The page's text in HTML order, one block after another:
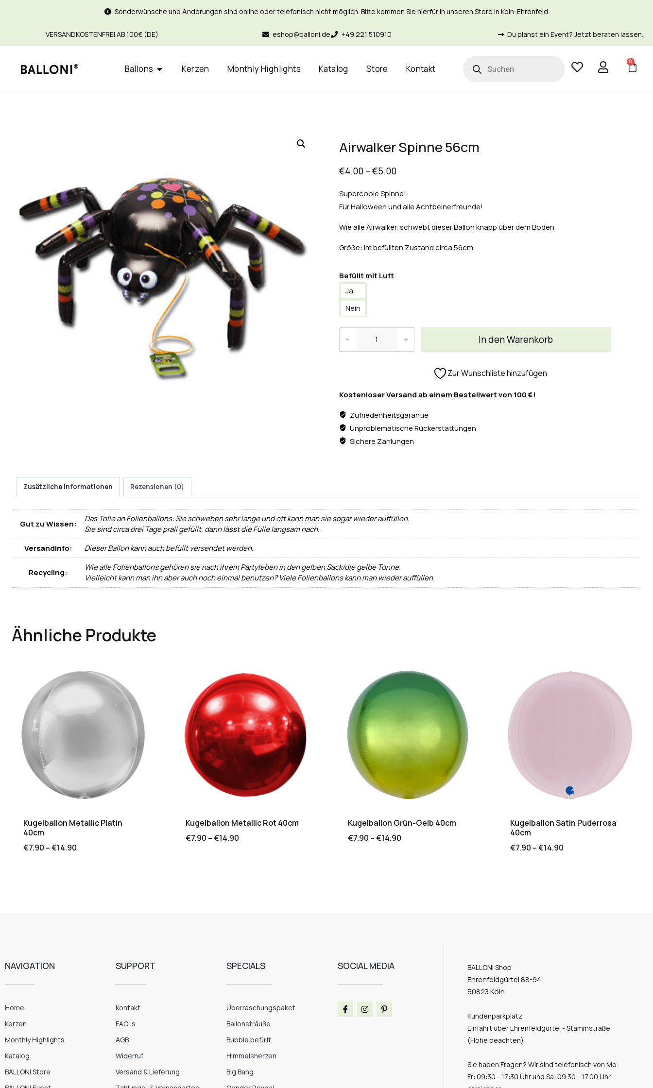
Sonderwünsche und Änderungen sind online oder telefonisch nicht möglich. Bitte kommen Sie hierfür in unseren Store in Köln-Ehrenfeld.
VERSANDKOSTENFREI AB 100€ (DE) eshop@balloni.de +49 221 510910 Du planst ein Event? Jetzt beraten lassen.
Ballons Kerzen Monthly Highlights Katalog Store Kontakt
0
Airwalker Spinne 56cm
€4.00–€5.00
Supercoole Spinne!
Für Halloween und alle Achtbeinerfreunde!
Wie alle Airwalker, schwebt dieser Ballon knapp über dem Boden.
Größe: Im befüllten Zustand circa 56cm.
Befüllt mit Luft
Ja
Nein
In den Warenkorb
Zur Wunschliste hinzufügen
Kostenloser Versand ab einem Bestellwert von 100 €!
Zufriedenheitsgarantie
Unproblematische Rückerstattungen
Sichere Zahlungen
Zusätzliche Informationen Rezensionen (0)
Gut zu Wissen:
Das Tolle an Folienballons: Sie schweben sehr lange und oft kann man sie sogar wieder auffüllen.
Sie sind circa drei Tage prall gefüllt, dann lässt die Fülle langsam nach.
Versandinfo:
Dieser Ballon kann auch befüllt versendet werden.
Recycling:
Wie alle Folienballons gehören sie nach ihrem Partyleben in den gelben Sack/die gelbe Tonne.
Vielleicht kann man ihn aber auch noch einmal benutzen? Viele Folienballons kann man wieder auffüllen.
Ähnliche Produkte
Kugelballon Metallic Platin
40cm
€7.90 –€14.90
Kugelballon Metallic Rot 40cm
€7.90 –€14.90
Kugelballon Grün-Gelb 40cm
€7.90 –€14.90
Kugelballon Satin Puderrosa
40cm
€7.90 –€14.90
NAVIGATION
Home
Kerzen
Monthly Highlights
Katalog
BALLONI Store
SUPPORT
Kontakt
FAQ´s
AGB
Widerruf
Versand & Lieferung
SPECIALS
Überraschungspaket
Ballonsträuße
Bubble befüllt
Himmelsherzen
Big Bang
SOCIAL MEDIA BALLONI Shop
Ehrenfeldgürtel 88-94
50823 Köln
Kundenparkplatz
Einfahrt über Ehrenfeldgürtel - Stammstraße
(Höhe beachten)
Sie haben Fragen? Wir sind telefonisch von Mo-
Fr: 09:30 - 17:30 Uhr und Sa: 09.30 - 17.00 Uhr